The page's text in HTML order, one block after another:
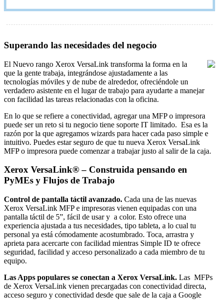
Superando las necesidades del negocio
El Nuevo rango Xerox VersaLink transforma la forma en la
que la gente trabaja, integrándose ajustadamente a las
tecnologías móviles y de nube de alrededor, ofreciéndole un
verdadero asistente en el lugar de trabajo para ayudarte a manejar
con facilidad las tareas relacionadas con la oficina.
En lo que se refiere a conectividad, agregar una MFP o impresora
puede ser un reto si tu negocio tiene soporte IT limitado. Esa es la
razón por la que agregamos wizards para hacer cada paso simple e
intuitivo. Puedes estar seguro de que tu nueva Xerox VersaLink
MFP o impresora puede comenzar a trabajar justo al salir de la caja.
Xerox VersaLink® – Construida pensando en
PyMEs y Flujos de Trabajo
Control de pantalla táctil avanzado. Cada una de las nuevas
Xerox VersaLink MFP e impresoras vienen equipadas con una
pantalla táctil de 5”, fácil de usar y a color. Esto ofrece una
experiencia ajustada a tus necesidades, tipo tableta, a lo cual tu
personal ya está cómodamente acostumbrado. Toca, arrastra y
aprieta para acercarte con facilidad mientras Simple ID te ofrece
seguridad, facilidad y acceso personalizado a cada miembro de tu
equipo.
Las Apps populares se conectan a Xerox VersaLink. Las MFPs
de Xerox VersaLink vienen precargadas con conectividad directa,
acceso seguro y conectividad desde que sale de la caja a Google